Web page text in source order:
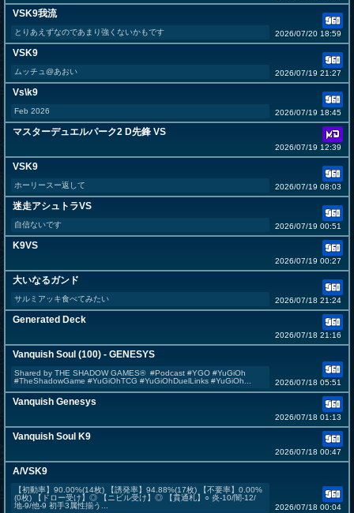
VSK9我流
とりあえずなのであまり強くないかもです 2026/07/20 18:59
VSK9
ムッチュ@あおい 2026/07/19 21:27
Vs\k9
Feb 2026 2026/07/19 18:45
マスターデュエルパーク2 D先鋒 VS
2026/07/19 12:39
VSK9
ホーリースー返して 2026/07/19 08:03
迷走アシュトラVS
自信ないです 2026/07/19 00:51
K9VS
2026/07/19 00:27
大いなるガンド
サルミアッキ食べてみたい 2026/07/18 21:24
Generated Deck
2026/07/18 21:16
Vanquish Soul (100) - GENESYS
Shared by THE SHADOW GAMES® #Podcast #YGO #YuGiOh
#TheShadowGame #YuGiOhTCG #YuGiOhDuelLinks #YuGiOh...
2026/07/18 05:51
Vanquish Genesys
2026/07/18 01:13
Vanquish Soul K9
2026/07/18 00:47
A/VSK9
【初動率】90.00%(14枚) 【誘発率】94.88%(17枚) 【不要率】0.00%
(0枚) 【ドロー受け】◎ 【ニビル受け】◎ 【貫通札】○ 炎-10/闇-12/
地-9/他-9 初手3属性揃う...
2026/07/18 00:04